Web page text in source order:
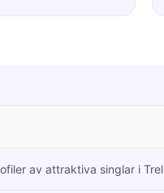
av attraktiva singlar i